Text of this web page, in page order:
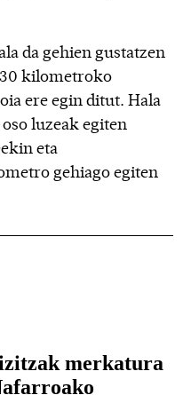
da gehien gustatzen
30 kilometroko
ere egin ditut. Hala
luzeak egiten
eta
gehiago egiten
merkatura